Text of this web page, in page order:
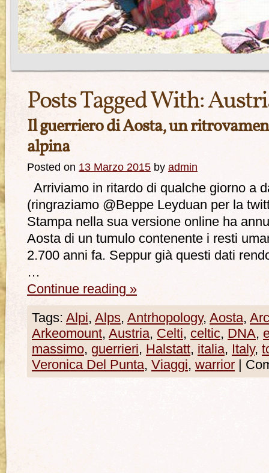
Posts Tagged With:
Il guerriero di Aosta, un
alpina
Posted on 13 Marzo 2015 by admin
Arriviamo in ritardo di qualche giorno a
(ringraziamo @Beppe Leyduan per la
Stampa nella sua versione online ha
Aosta di un tumulo contenente i resti
2.700 anni fa. Seppur già questi dati
…
Continue reading »
Tags: Alpi, Alps, Antrhopology, Aosta,
Arkeomount, Austria, Celti, celtic, DNA,
massimo, guerrieri, Halstatt, italia, Italy,
Veronica Del Punta, Viaggi, warrior